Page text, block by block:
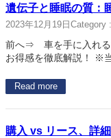
遺伝子と睡眠の質：
2023年12月19日 Category :
前へ⇒ 車を手に入れる
お得感を徹底解説！ ※
Read more
購入 vs リース、詳